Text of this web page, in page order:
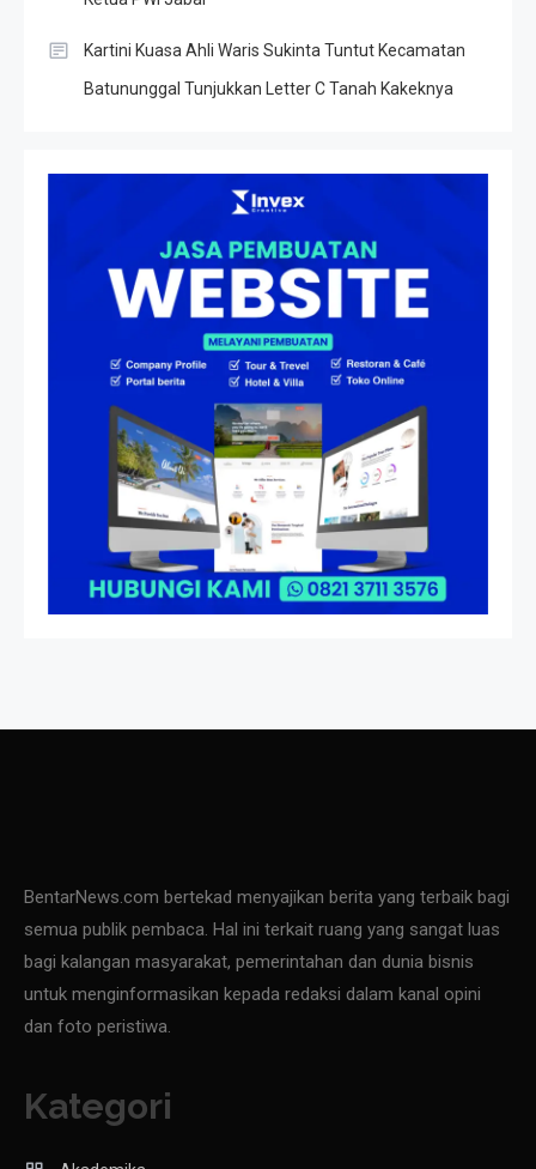
Kartini Kuasa Ahli Waris Sukinta Tuntut Kecamatan
Batununggal Tunjukkan Letter C Tanah Kakeknya
BentarNews.com bertekad menyajikan berita yang terbaik bagi
semua publik pembaca. Hal ini terkait ruang yang sangat luas
bagi kalangan masyarakat, pemerintahan dan dunia bisnis
untuk menginformasikan kepada redaksi dalam kanal opini
dan foto peristiwa.
Kategori